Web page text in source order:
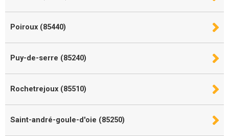
Poiroux (85440)
Puy-de-serre (85240)
Rochetrejoux (85510)
Saint-andré-goule-d'oie (85250)